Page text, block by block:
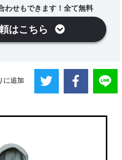
わせもできます！全て無料
はこちら
に追加